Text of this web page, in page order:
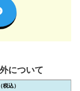
について
込）